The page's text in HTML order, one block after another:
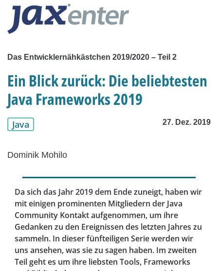
Das Entwicklernähkästchen 2019/2020 – Teil 2
Ein Blick zurück: Die beliebtesten
Java Frameworks 2019
Java 27. Dez. 2019
Dominik Mohilo
Da sich das Jahr 2019 dem Ende zuneigt, haben wir
mit einigen prominenten Mitgliedern der Java
Community Kontakt aufgenommen, um ihre
Gedanken zu den Ereignissen des letzten Jahres zu
sammeln. In dieser fünfteiligen Serie werden wir
uns ansehen, was sie zu sagen haben. Im zweiten
Teil geht es um ihre liebsten Tools, Frameworks